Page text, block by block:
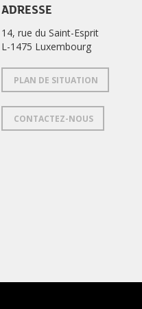
ADRESSE
14, rue du Saint-Esprit
L-1475 Luxembourg
PLAN DE SITUATION
CONTACTEZ-NOUS